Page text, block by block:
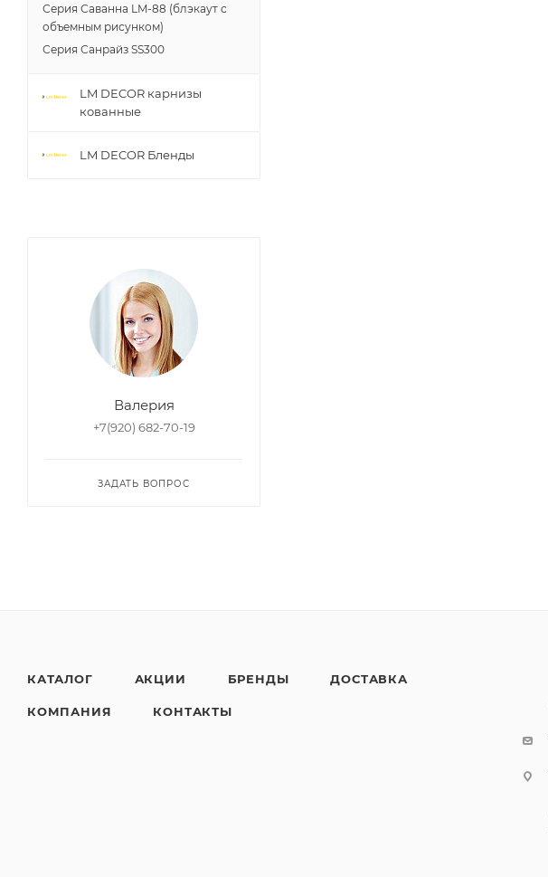
Серия Саванна LM-88 (блэкаут с
объемным рисунком)
Серия Санрайз SS300
LM DECOR карнизы
кованные
LM DECOR Бленды
Валерия
+7(920) 682-70-19
ЗАДАТЬ ВОПРОС
КАТАЛОГ АКЦИИ БРЕНДЫ ДОСТАВКА
КОМПАНИЯ КОНТАКТЫ